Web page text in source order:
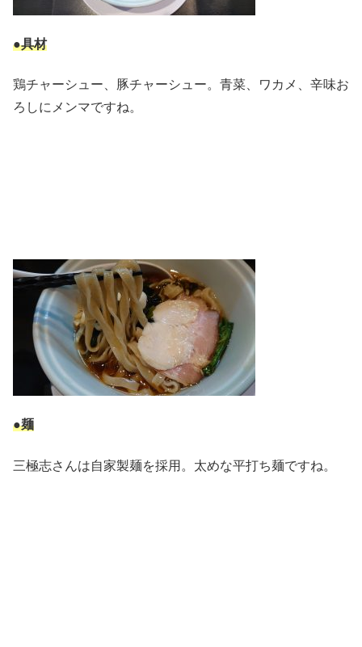
●具材
鶏チャーシュー、豚チャーシュー。青菜、ワカメ、辛味お
ろしにメンマですね。
●麺
三極志さんは自家製麺を採用。太めな平打ち麺ですね。